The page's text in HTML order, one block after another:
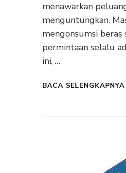
menawarkan
menguntungkan.
mengonsumsi beras
permintaan selalu
ini, …
BACA SELENGKAPNYA